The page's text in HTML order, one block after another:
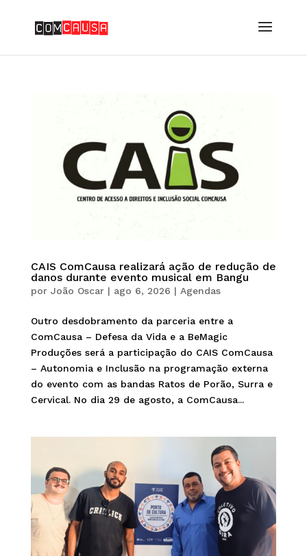
CAIS ComCausa realizará ação de redução de
danos durante evento musical em Bangu
por João Oscar| ago 6, 2026 | Agendas
Outro desdobramento da parceria entre a
ComCausa – Defesa da Vida e a BeMagic
Produções será a participação do CAIS ComCausa
– Autonomia e Inclusão na programação externa
do evento com as bandas Ratos de Porão, Surra e
Cervical. No dia 29 de agosto, a ComCausa...